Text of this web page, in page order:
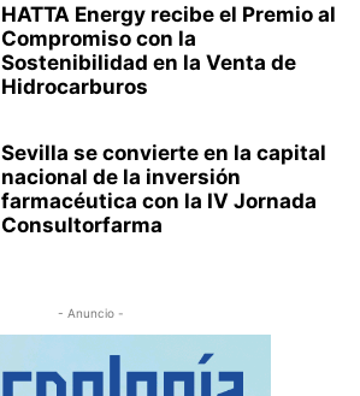
HATTA Energy recibe el Premio al
Compromiso con la
Sostenibilidad en la Venta de
Hidrocarburos
Sevilla se convierte en la capital
nacional de la inversión
farmacéutica con la IV Jornada
Consultorfarma
- Anuncio -